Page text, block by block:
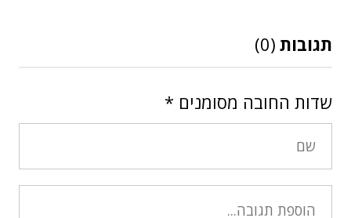
תגובות (0)
שדות החובה מסומנים *